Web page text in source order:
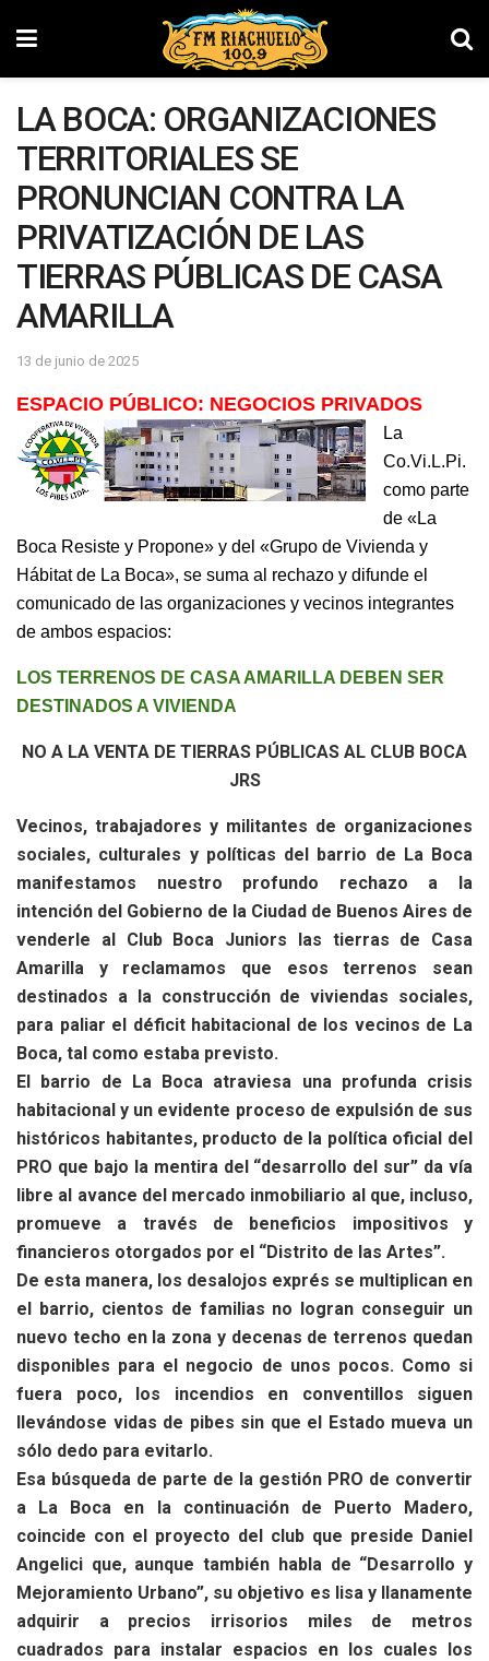
LA BOCA: ORGANIZACIONES
TERRITORIALES SE
PRONUNCIAN CONTRA LA
PRIVATIZACIÓN DE LAS
TIERRAS PÚBLICAS DE CASA
AMARILLA
13 de junio de 2025
ESPACIO PÚBLICO: NEGOCIOS PRIVADOS
La
Co.Vi.L.Pi.
como parte
de «La
Boca Resiste y Propone» y del «Grupo de Vivienda y
Hábitat de La Boca», se suma al rechazo y difunde el
comunicado de las organizaciones y vecinos integrantes
de ambos espacios:
LOS TERRENOS DE CASA AMARILLA DEBEN SER
DESTINADOS A VIVIENDA
NO A LA VENTA DE TIERRAS PÚBLICAS AL CLUB BOCA
JRS
Vecinos, trabajadores y militantes de organizaciones
sociales, culturales y políticas del barrio de La Boca
manifestamos nuestro profundo rechazo a la
intención del Gobierno de la Ciudad de Buenos Aires de
venderle al Club Boca Juniors las tierras de Casa
Amarilla y reclamamos que esos terrenos sean
destinados a la construcción de viviendas sociales,
para paliar el déficit habitacional de los vecinos de La
Boca, tal como estaba previsto.
El barrio de La Boca atraviesa una profunda crisis
habitacional y un evidente proceso de expulsión de sus
históricos habitantes, producto de la política oficial del
PRO que bajo la mentira del “desarrollo del sur” da vía
libre al avance del mercado inmobiliario al que, incluso,
promueve a través de beneficios impositivos y
financieros otorgados por el “Distrito de las Artes”.
De esta manera, los desalojos exprés se multiplican en
el barrio, cientos de familias no logran conseguir un
nuevo techo en la zona y decenas de terrenos quedan
disponibles para el negocio de unos pocos. Como si
fuera poco, los incendios en conventillos siguen
llevándose vidas de pibes sin que el Estado mueva un
sólo dedo para evitarlo.
Esa búsqueda de parte de la gestión PRO de convertir
a La Boca en la continuación de Puerto Madero,
coincide con el proyecto del club que preside Daniel
Angelici que, aunque también habla de “Desarrollo y
Mejoramiento Urbano”, su objetivo es lisa y llanamente
adquirir a precios irrisorios miles de metros
cuadrados para instalar espacios en los cuales los